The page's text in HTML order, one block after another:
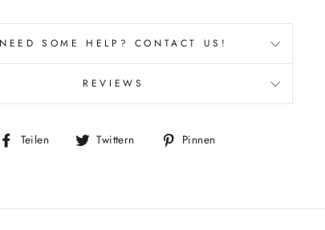
NEED SOME HELP? CONTACT US!
REVIEWS
Teilen
Auf
Twittern
Auf
Pinnen